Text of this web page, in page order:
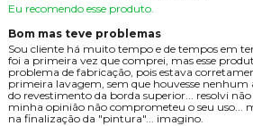
Eu recomendo esse produto.
Bom mas teve problemas
Sou cliente há muito tempo e de tempos em
foi a primeira vez que comprei, mas esse
problema de fabricação, pois estava
primeira lavagem, sem que houvesse
do revestimento da borda superior... resolvi
minha opinião não comprometeu o seu uso...
na finalização da "pintura"... imagino.